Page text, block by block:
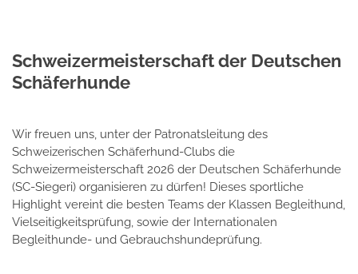
Schweizermeisterschaft der Deutschen
Schäferhunde
Wir freuen uns, unter der Patronatsleitung des
Schweizerischen Schäferhund-Clubs die
Schweizermeisterschaft 2026 der Deutschen Schäferhunde
(SC-Siegeri) organisieren zu dürfen! Dieses sportliche
Highlight vereint die besten Teams der Klassen Begleithund,
Vielseitigkeitsprüfung, sowie der Internationalen
Begleithunde- und Gebrauchshundeprüfung.